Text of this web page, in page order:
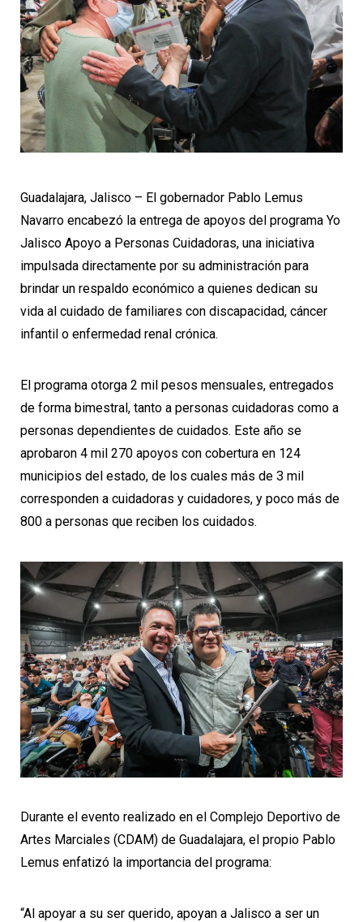
Guadalajara, Jalisco – El gobernador Pablo Lemus
Navarro encabezó la entrega de apoyos del programa Yo
Jalisco Apoyo a Personas Cuidadoras, una iniciativa
impulsada directamente por su administración para
brindar un respaldo económico a quienes dedican su
vida al cuidado de familiares con discapacidad, cáncer
infantil o enfermedad renal crónica.
El programa otorga 2 mil pesos mensuales, entregados
de forma bimestral, tanto a personas cuidadoras como a
personas dependientes de cuidados. Este año se
aprobaron 4 mil 270 apoyos con cobertura en 124
municipios del estado, de los cuales más de 3 mil
corresponden a cuidadoras y cuidadores, y poco más de
800 a personas que reciben los cuidados.
Durante el evento realizado en el Complejo Deportivo de
Artes Marciales (CDAM) de Guadalajara, el propio Pablo
Lemus enfatizó la importancia del programa:
“Al apoyar a su ser querido, apoyan a Jalisco a ser un